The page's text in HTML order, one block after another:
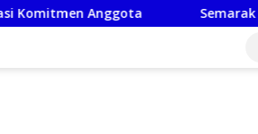
Semarak HUT RI ke-81: